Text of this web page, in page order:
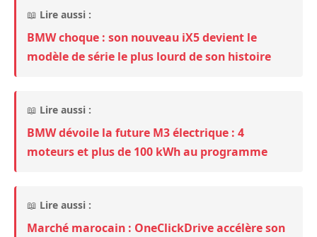
📖 Lire aussi :
BMW choque : son nouveau iX5 devient le
modèle de série le plus lourd de son histoire
📖 Lire aussi :
BMW dévoile la future M3 électrique : 4
moteurs et plus de 100 kWh au programme
📖 Lire aussi :
Marché marocain : OneClickDrive accélère son